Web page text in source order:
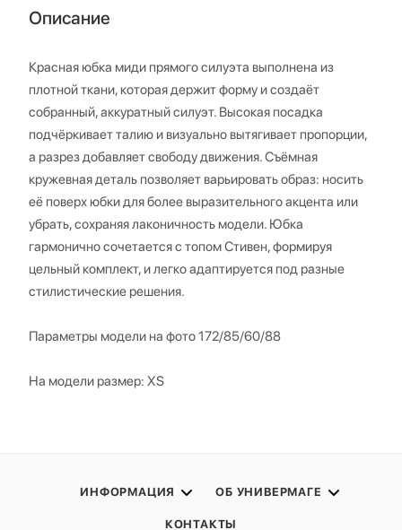
Описание
Красная юбка миди прямого силуэта выполнена из
плотной ткани, которая держит форму и создаёт
собранный, аккуратный силуэт. Высокая посадка
подчёркивает талию и визуально вытягивает пропорции,
а разрез добавляет свободу движения. Съёмная
кружевная деталь позволяет варьировать образ: носить
её поверх юбки для более выразительного акцента или
убрать, сохраняя лаконичность модели. Юбка
гармонично сочетается с топом Стивен, формируя
цельный комплект, и легко адаптируется под разные
стилистические решения.
Параметры модели на фото 172/85/60/88
На модели размер: XS
ИНФОРМАЦИЯ ОБ УНИВЕРМАГЕ
КОНТАКТЫ